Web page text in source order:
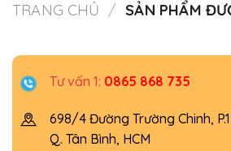
TRANG CHỦ / SẢN PHẨM
Tư vấn 1: 0865 868 735
698/4 Đường Trường Chinh,
Q. Tân Bình, HCM